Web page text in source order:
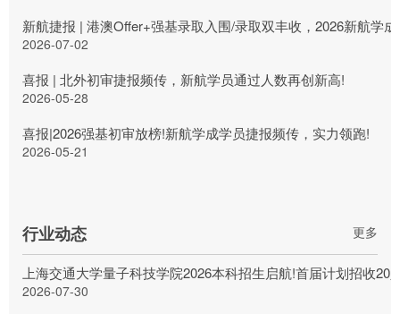
新航捷报 | 港澳Offer+强基录取入围/录取双丰收，2026新航学
2026-07-02
喜报 | 北外初审捷报频传，新航学员通过人数再创新高!
2026-05-28
喜报|2026强基初审放榜!新航学成学员捷报频传，实力领跑!
2026-05-21
行业动态 更多
上海交通大学量子科技学院2026本科招生启航!首届计划招收20
2026-07-30